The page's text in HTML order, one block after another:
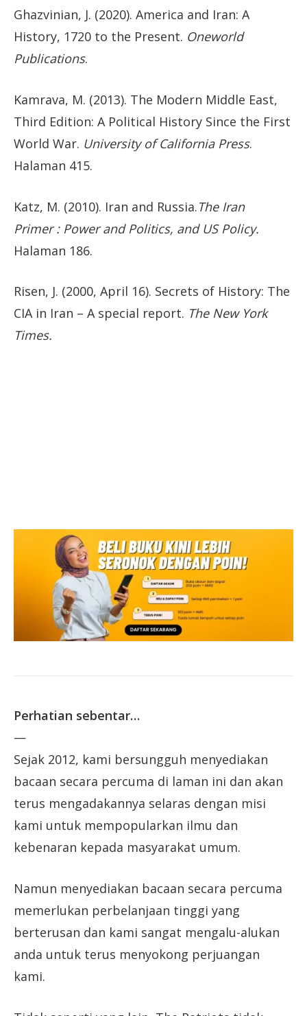
Ghazvinian, J. (2020). America and Iran: A
History, 1720 to the Present. Oneworld
Publications.
Kamrava, M. (2013). The Modern Middle East,
Third Edition: A Political History Since the First
World War. University of California Press.
Halaman 415.
Katz, M. (2010). Iran and Russia.The Iran
Primer : Power and Politics, and US Policy.
Halaman 186.
Risen, J. (2000, April 16). Secrets of History: The
CIA in Iran – A special report. The New York
Times.
Perhatian sebentar…
—
Sejak 2012, kami bersungguh menyediakan
bacaan secara percuma di laman ini dan akan
terus mengadakannya selaras dengan misi
kami untuk mempopularkan ilmu dan
kebenaran kepada masyarakat umum.
Namun menyediakan bacaan secara percuma
memerlukan perbelanjaan tinggi yang
berterusan dan kami sangat mengalu-alukan
anda untuk terus menyokong perjuangan
kami.